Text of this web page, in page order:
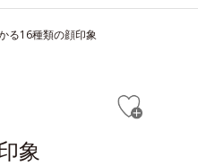
る16種類の顔印象
象